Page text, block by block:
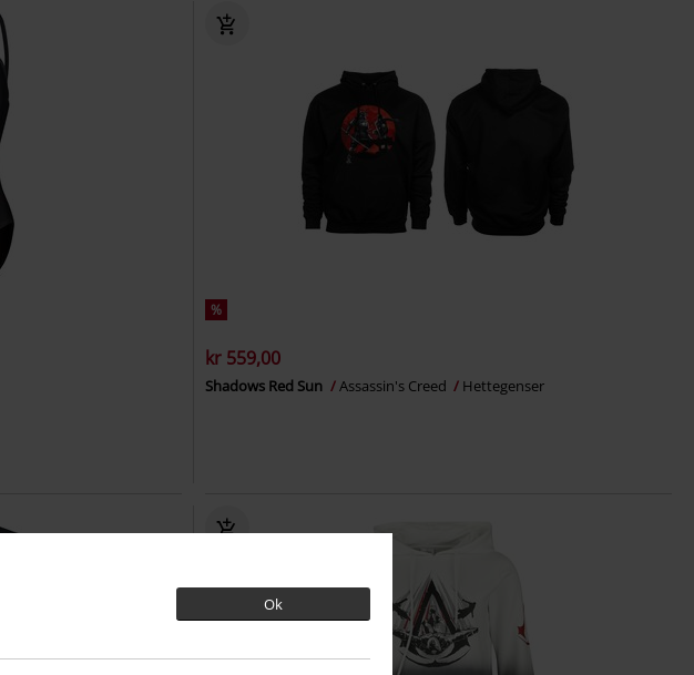
Ok
%
kr 559,00
Shadows Red Sun Assassin's Creed Hettegenser